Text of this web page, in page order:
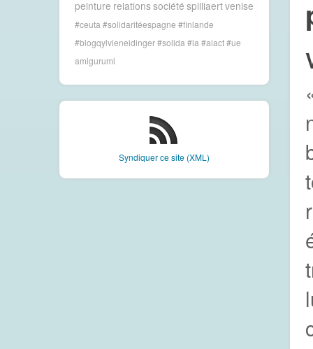
peinture relationssociété spilliaertvenise
#ceuta #solidaritéespagne #finlande
#blogqylvieneidinger #solida #ia #aiact #ue
amigurumi
Syndiquer ce site (XML)